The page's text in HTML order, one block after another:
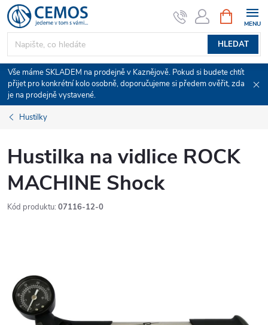
Přejít
na
obsah
HLEDAT
NÁKUPNÍ
KOŠÍK
Vše máme SKLADEM na prodejně v Kaznějově. Pokud si budete chtít
přijet pro konkrétní kolo osobně, doporučujeme si předem ověřit, zda
je na prodejně vystavené.
Hustilky
Hustilka na vidlice ROCK
MACHINE Shock
Kód produktu: 07116-12-0